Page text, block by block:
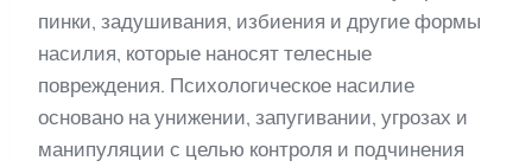
пинки, задушивания, избиения и другие формы
насилия, которые наносят телесные
повреждения. Психологическое насилие
основано на унижении, запугивании, угрозах и
манипуляции с целью контроля и подчинения